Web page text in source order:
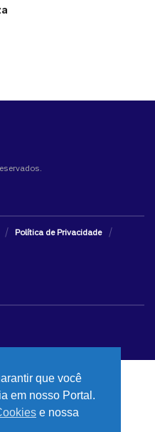
Política de Privacidade
que você
em nosso Portal.
e nossa